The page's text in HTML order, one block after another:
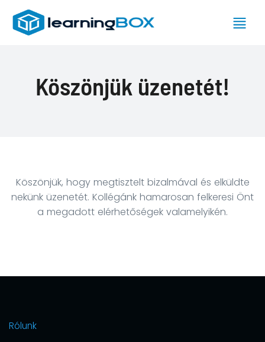
Oktatások
Tanfolyamok
Képzési
LMS
Köszönjük üzenetét!
Köszönjük, hogy megtisztelt bizalmával és elküldte
nekünk üzenetét. Kollégánk hamarosan felkeresi Önt
a megadott elérhetőségek valamelyikén.
Rólunk